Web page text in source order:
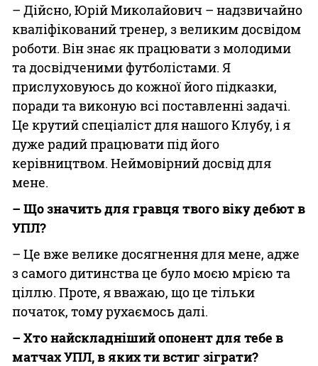
– Дійсно, Юрій Миколайович – надзвичайно
кваліфікований тренер, з великим досвідом
роботи. Він знає як працювати з молодими
та досвідченими футболістами. Я
прислуховуюсь до кожної його підказки,
поради та виконую всі поставленні задачі.
Це крутий спеціаліст для нашого Клубу, і я
дуже радий працювати під його
керівництвом. Неймовірний досвід для
мене.
– Що значить для гравця твого віку дебют в
УПЛ?
– Це вже велике досягнення для мене, адже
з самого дитинства це було моєю мрією та
ціллю. Проте, я вважаю, що це тільки
початок, тому рухаємось далі.
– Хто найскладніший опонент для тебе в
матчах УПЛ, в яких ти встиг зіграти?